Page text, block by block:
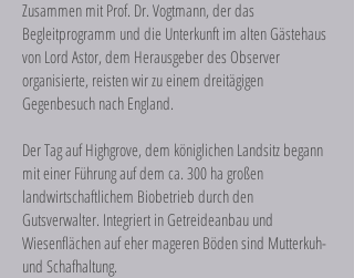
Zusammen mit Prof. Dr. Vogtmann, der das
Begleitprogramm und die Unterkunft im alten Gästehaus
von Lord Astor, dem Herausgeber des Observer
organisierte, reisten wir zu einem dreitägigen
Gegenbesuch nach England.
Der Tag auf Highgrove, dem königlichen Landsitz begann
mit einer Führung auf dem ca. 300 ha großen
landwirtschaftlichem Biobetrieb durch den
Gutsverwalter. Integriert in Getreideanbau und
Wiesenflächen auf eher mageren Böden sind Mutterkuh-
und Schafhaltung.